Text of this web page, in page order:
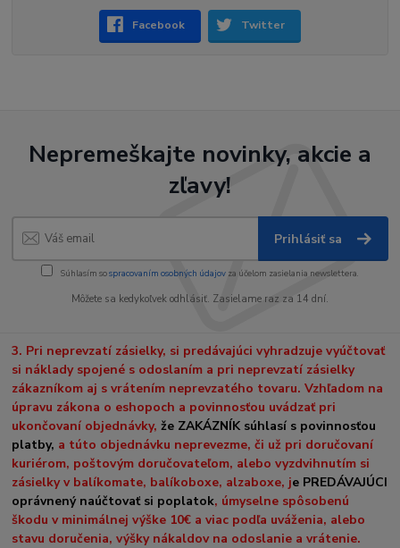
Facebook Twitter
Nepremeškajte novinky, akcie a
zľavy!
Prihlásiť sa
Súhlasím sospracovaním osobných údajov za účelom zasielania newslettera.
Môžete sa kedykoľvek odhlásiť. Zasielame raz za 14 dní.
3. Pri neprevzatí zásielky, si predávajúci vyhradzuje vyúčtovať
si náklady spojené s odoslaním a pri neprevzatí zásielky
zákazníkom aj s vrátením neprevzatého tovaru. Vzhľadom na
úpravu zákona o eshopoch a povinnosťou uvádzať pri
ukončovaní objednávky,že ZAKÁZNÍK súhlasí s povinnosťou
platby, a túto objednávku neprevezme, či už pri doručovaní
kuriérom, poštovým doručovateľom, alebo vyzdvihnutím si
zásielky v balíkomate, balíkoboxe, alzaboxe, je PREDÁVAJÚCI
oprávnený naúčtovať si poplatok, úmyselne spôsobenú
škodu v minimálnej výške 10€ a viac podľa uváženia, alebo
stavu doručenia, výšky nákaldov na odoslanie a vrátenie.